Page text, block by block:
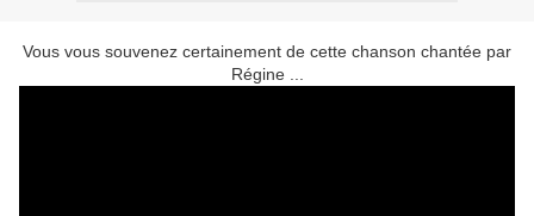
Vous vous souvenez certainement de cette chanson chantée par
Régine ...